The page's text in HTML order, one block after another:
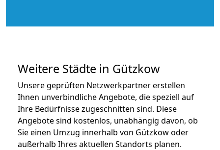
Weitere Städte in Gützkow
Unsere geprüften Netzwerkpartner erstellen
Ihnen unverbindliche Angebote, die speziell auf
Ihre Bedürfnisse zugeschnitten sind. Diese
Angebote sind kostenlos, unabhängig davon, ob
Sie einen Umzug innerhalb von Gützkow oder
außerhalb Ihres aktuellen Standorts planen.